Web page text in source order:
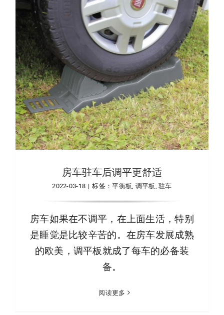
房车驻车后调平更舒适
2022-03-18 | 标签：平衡板 调平板 ,驻车
房车如果在不调平，在上面生活，特别
是睡觉是比较辛苦的。在房车发展成熟
的欧美，调平板就成了每车的必备装
备。
阅读更多